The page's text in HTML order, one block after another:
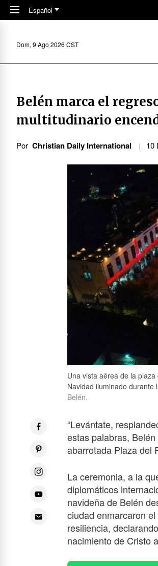
Skip to main content
Español
Dom, 9 Ago 2026 CST
Belén marca el
multitudinario
Por Christian Daily International 10
Una vista aérea de la
Navidad iluminado durante
Belén.
“Levántate,
estas palabras,
abarrotada Plaza del
La ceremonia, a la
diplomáticos
navideña de Belén
ciudad enmarcaron
resiliencia,
nacimiento de Cristo